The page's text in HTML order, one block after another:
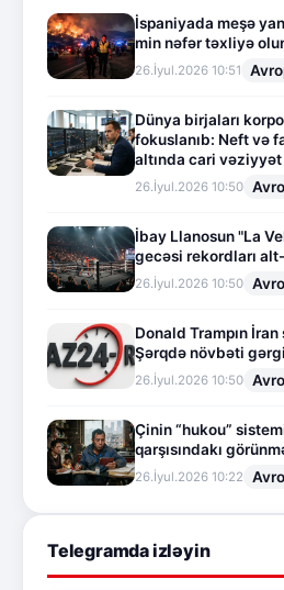
İspaniyada meşə
min nəfər təxliyə
26.İyul.2026 10:51
Dünya birjaları
fokuslanıb: Neft və
altında cari vəziyyət
26.İyul.2026 10:50
İbay Llanosun "La
gecəsi rekordları
26.İyul.2026 10:50
Donald Trampın
Şərqdə növbəti
26.İyul.2026 10:50
Çinin “hukou”
qarşısındakı
26.İyul.2026 10:22
Telegramda izləyin